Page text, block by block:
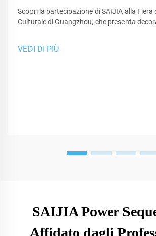
Scopri la partecipazione di SAIJIA alla Fiera
Culturale di Guangzhou, che presenta
performance.
VEDI DI PIÙ
SAIJIA Power
Affidato dagli